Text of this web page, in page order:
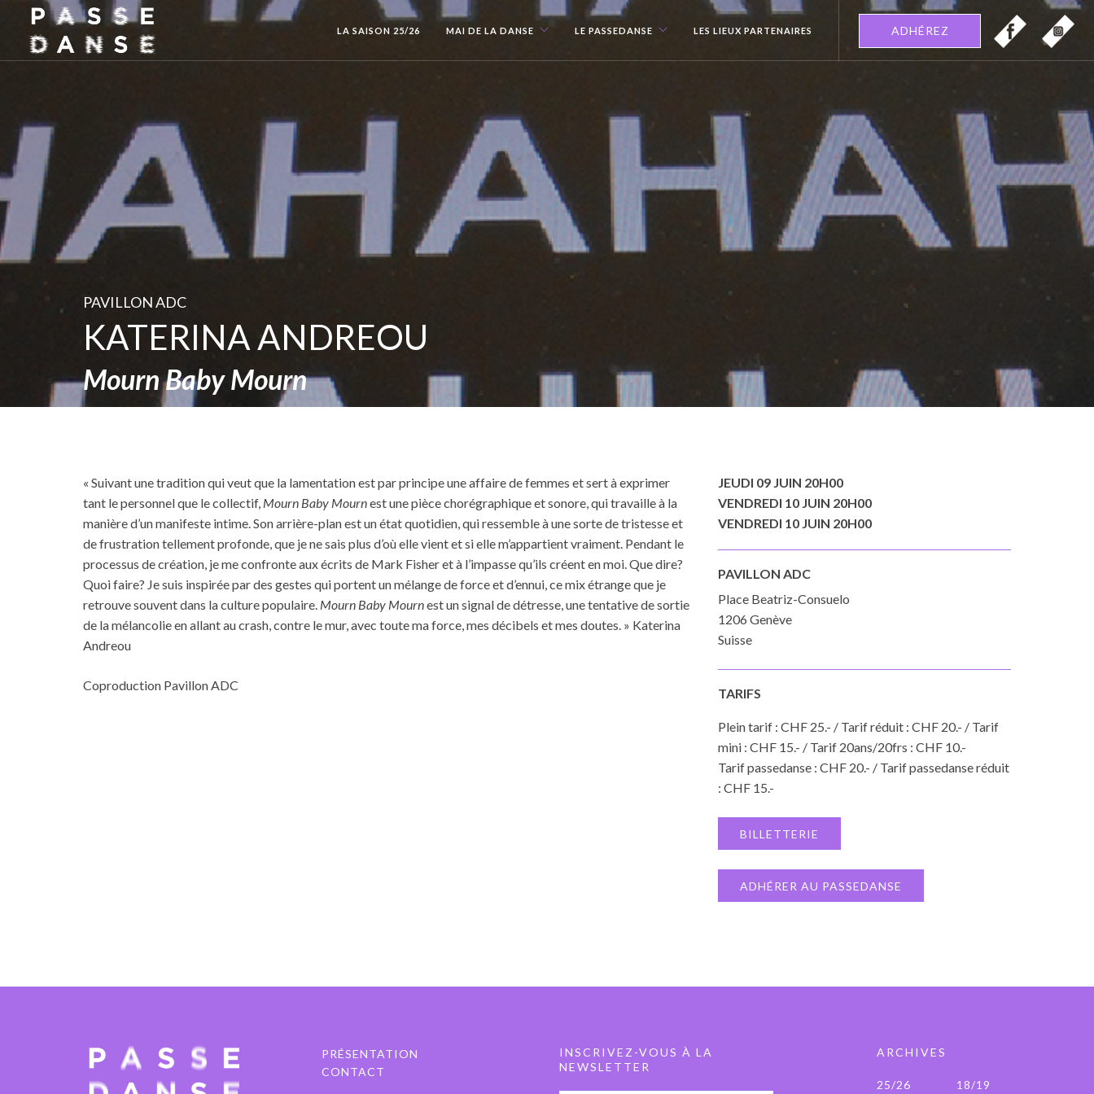
LA SAISON 25/26 MAI DE LA DANSE LE PASSEDANSE LES LIEUX PARTENAIRES ADHÉREZ
PAVILLON ADC
KATERINA ANDREOU
Mourn Baby Mourn
« Suivant une tradition qui veut que la lamentation est par principe une affaire de femmes et sert à exprimer
tant le personnel que le collectif, Mourn Baby Mournest une pièce chorégraphique et sonore, qui travaille à la
manière d’un manifeste intime. Son arrière-plan est un état quotidien, qui ressemble à une sorte de tristesse et
de frustration tellement profonde, que je ne sais plus d’où elle vient et si elle m’appartient vraiment. Pendant le
processus de création, je me confronte aux écrits de Mark Fisher et à l’impasse qu’ils créent en moi. Que dire?
Quoi faire? Je suis inspirée par des gestes qui portent un mélange de force et d’ennui, ce mix étrange que je
retrouve souvent dans la culture populaire. Mourn Baby Mournest un signal de détresse, une tentative de sortie
de la mélancolie en allant au crash, contre le mur, avec toute ma force, mes décibels et mes doutes. » Katerina
Andreou
Coproduction Pavillon ADC
JEUDI 09 JUIN 20H00
VENDREDI 10 JUIN 20H00
VENDREDI 10 JUIN 20H00
PAVILLON ADC
Place Beatriz-Consuelo
1206 Genève
Suisse
TARIFS
Plein tarif : CHF 25.- / Tarif réduit : CHF 20.- / Tarif
mini : CHF 15.- / Tarif 20ans/20frs : CHF 10.-
Tarif passedanse : CHF 20.- / Tarif passedanse réduit
: CHF 15.-
BILLETTERIE
ADHÉRER AU PASSEDANSE
PRÉSENTATION
CONTACT
INSCRIVEZ-VOUS À LA
NEWSLETTER
ARCHIVES
25/26 18/19